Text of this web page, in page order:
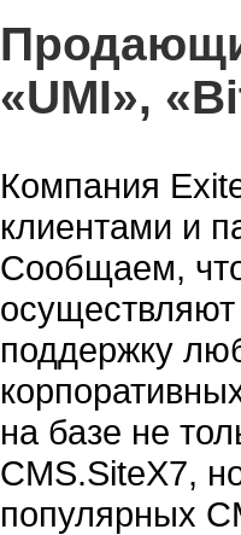
«UMI»,
Компания
клиентами и
Сообщаем,
осуществляют
поддержку
на базе не
СМS.SiteX7,
популярных